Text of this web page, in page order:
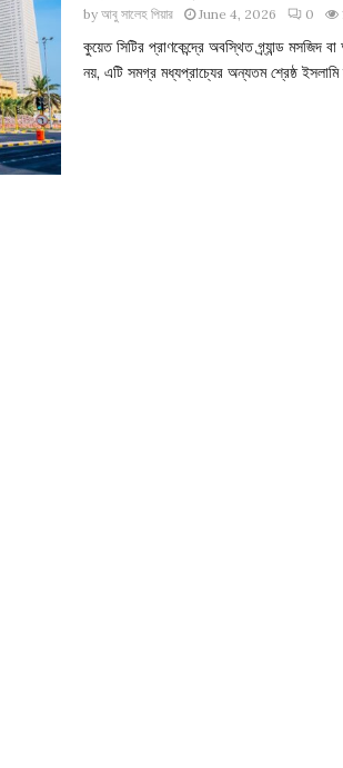
byআবু সালেহ পিয়ার June 4, 2026 0
কুয়েত সিটির প্রাণকেন্দ্রে অবস্থিত গ্র্যান্ড
নয়, এটি সমগ্র মধ্যপ্রাচ্যের অন্যতম শ্রেষ্ঠ ইসলামি